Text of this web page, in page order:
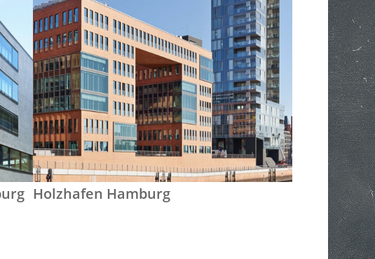
Holzhafen Hamburg